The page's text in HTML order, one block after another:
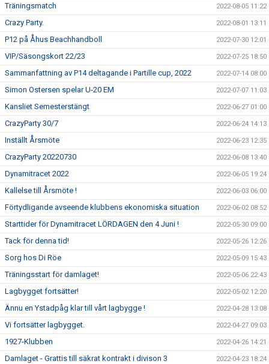
Träningsmatch 2022-08-05 11:22
Crazy Party. 2022-08-01 13:11
P12 på Åhus Beachhandboll 2022-07-30 12:01
VIP/Säsongskort 22/23 2022-07-25 18:50
Sammanfattning av P14 deltagande i Partille cup, 2022 2022-07-14 08:00
Simon Ostersen spelar U-20 EM 2022-07-07 11:03
Kansliet Semesterstängt 2022-06-27 01:00
CrazyParty 30/7 2022-06-24 14:13
Inställt Årsmöte 2022-06-23 12:35
CrazyParty 20220730 2022-06-08 13:40
Dynamitracet 2022 2022-06-05 19:24
Kallelse till Årsmöte ! 2022-06-03 06:00
Förtydligande avseende klubbens ekonomiska situation 2022-06-02 08:52
Starttider för Dynamitracet LÖRDAGEN den 4 Juni ! 2022-05-30 09:00
Tack för denna tid! 2022-05-26 12:26
Sorg hos Di Röe 2022-05-09 15:43
Träningsstart för damlaget! 2022-05-06 22:43
Lagbygget fortsätter! 2022-05-02 12:20
Ännu en Ystadpåg klar till vårt lagbygge ! 2022-04-28 13:08
Vi fortsätter lagbygget. 2022-04-27 09:03
1927-Klubben 2022-04-26 14:21
Damlaget - Grattis till säkrat kontrakt i divison 3 2022-04-23 18:24